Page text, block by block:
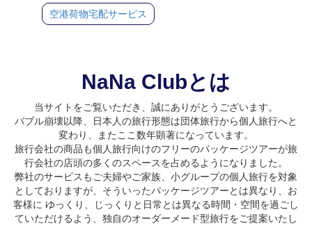
空港荷物宅配サービス
NaNa Clubとは
当サイトをご覧いただき、誠にありがとうございます。
バブル崩壊以降、日本人の旅行形態は団体旅行から個人旅行へと
変わり、またここ数年顕著になっています。
旅行会社の商品も個人旅行向けのフリーのパッケージツアーが旅
行会社の店頭の多くのスペースを占めるようになりました。
弊社のサービスもご夫婦やご家族、小グループの個人旅行を対象
としておりますが、そういったパッケージツアーとは異なり、お
客様に ゆっくり、じっくりと日常とは異なる時間・空間を過ごし
ていただけるよう、独自のオーダーメード型旅行をご提案いたし